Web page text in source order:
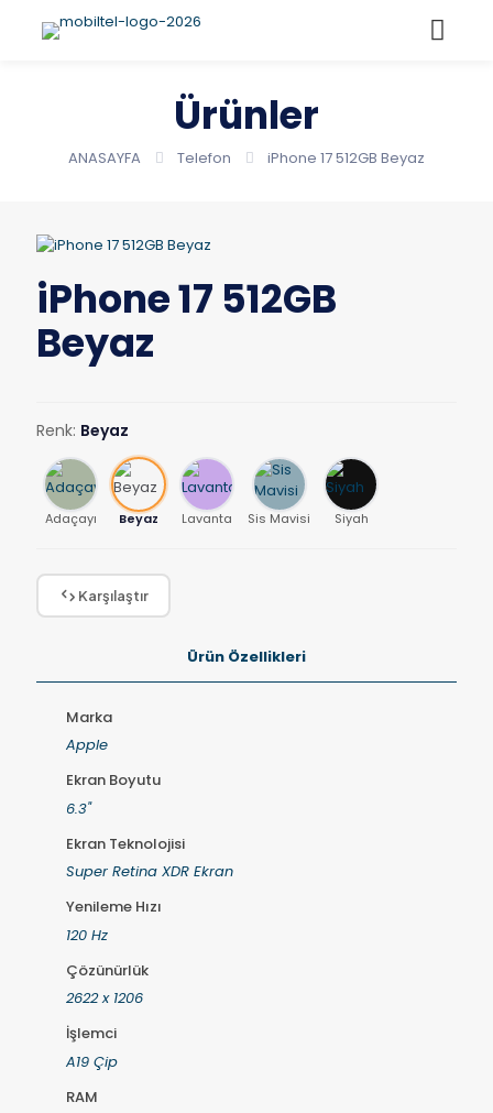
Ürünler
ANASAYFA Telefon iPhone 17 512GB Beyaz
iPhone 17 512GB
Beyaz
Renk: Beyaz
Adaçayı Beyaz Lavanta Sis Mavisi Siyah
Karşılaştır
Ürün Özellikleri
Marka
Apple
Ekran Boyutu
6.3"
Ekran Teknolojisi
Super Retina XDR Ekran
Yenileme Hızı
120 Hz
Çözünürlük
2622 x 1206
İşlemci
A19 Çip
RAM